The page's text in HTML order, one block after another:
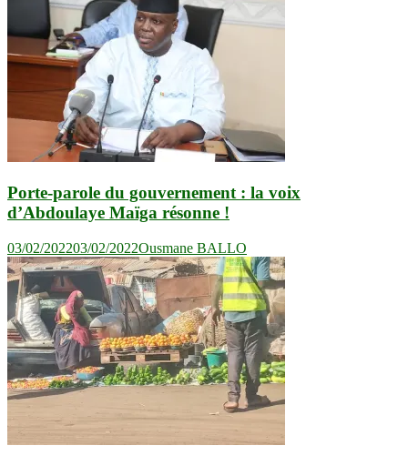
Porte-parole du gouvernement : la voix
d’Abdoulaye Maïga résonne !
03/02/202203/02/2022Ousmane BALLO